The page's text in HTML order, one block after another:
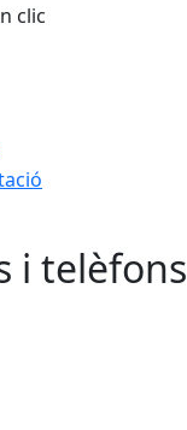
clic
i telèfons